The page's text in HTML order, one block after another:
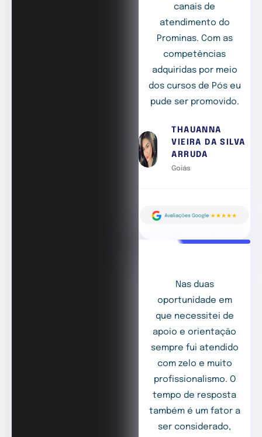
canais de
atendimento do
Prominas. Com as
competências
adquiridas por meio
dos cursos de Pós eu
pude ser promovido.
THAUANNA
VIEIRA DA SILVA
ARRUDA
Goiás
Nas duas
oportunidade em
que necessitei de
apoio e orientação
sempre fui atendido
com zelo e muito
profissionalismo. O
tempo de resposta
também é um fator a
ser considerado,